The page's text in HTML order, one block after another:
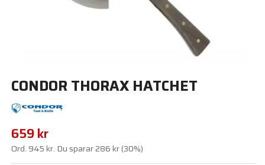
CONDOR THORAX HATCHET
659 kr
Ord. 945 kr. Du sparar286 kr(30%)